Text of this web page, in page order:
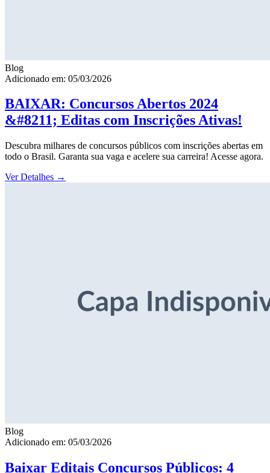
Blog
Adicionado em: 05/03/2026
BAIXAR: Concursos Abertos 2024
&#8211; Editas com Inscrições Ativas!
Descubra milhares de concursos públicos com inscrições abertas em
todo o Brasil. Garanta sua vaga e acelere sua carreira! Acesse agora.
Ver Detalhes →
Blog
Adicionado em: 05/03/2026
Baixar Editais Concursos Públicos: 4